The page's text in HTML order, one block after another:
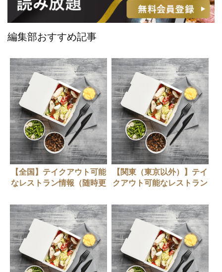
編集部おすすめ記事
【全国】テイクアウト可能
なレストラン情報（随時更
【関東（東京以外）】テイ
クアウト可能なレストラン